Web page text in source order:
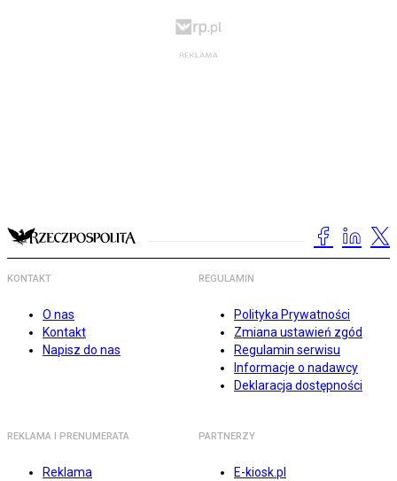
KONTAKT
O nas
Kontakt
Napisz do nas
REGULAMIN
Polityka Prywatności
Zmiana ustawień zgód
Regulamin serwisu
Informacje o nadawcy
Deklaracja dostępności
REKLAMA I PRENUMERATA
Reklama
PARTNERZY
E-kiosk.pl